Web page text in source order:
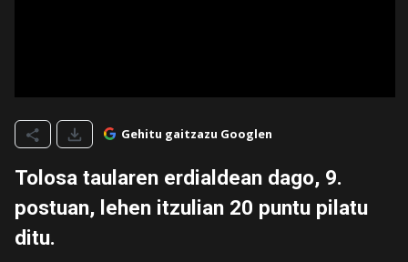
Gehitu gaitzazu Googlen
Tolosa taularen erdialdean dago, 9.
postuan, lehen itzulian 20 puntu pilatu
ditu.